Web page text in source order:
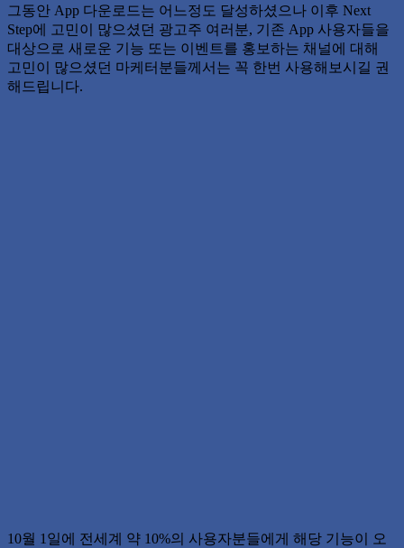
그동안 App 다운로드는 어느정도 달성하셨으나 이후 Next
Step에 고민이 많으셨던 광고주 여러분, 기존 App 사용자들을
대상으로 새로운 기능 또는 이벤트를 홍보하는 채널에 대해
고민이 많으셨던 마케터분들께서는 꼭 한번 사용해보시길 권
해드립니다.
10월 1일에 전세계 약 10%의 사용자분들에게 해당 기능이 오